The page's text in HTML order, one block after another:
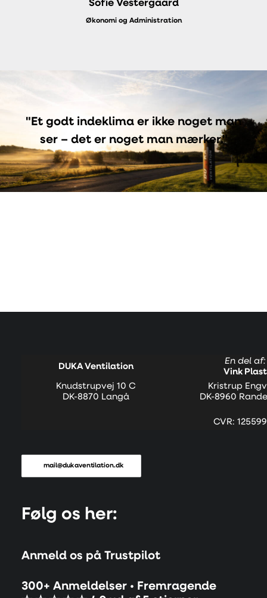
Sofie Vestergaard
Økonomi og Administration
"Et godt indeklima er ikke noget man
ser – det er noget man mærker."
DUKA Ventilation
En del af:
Vink Plast
Knudstrupvej 10 C
DK-8870 Langå
Kristrup
DK-8960
CVR:
mail@dukaventilation.dk
Følg os her:
Anmeld os på Trustpilot
300+ Anmeldelser • Fremragende